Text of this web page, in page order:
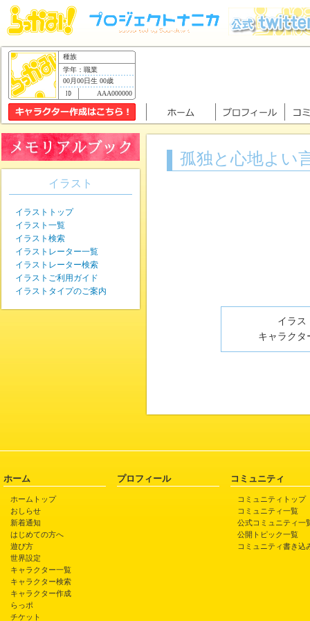
種族
学年：職業
00月00日生 00歳
AAA000000
孤独と心地よい
イラス
キャラクタ
イラスト
イラストトップ
イラスト一覧
イラスト検索
イラストレーター一覧
イラストレーター検索
イラストご利用ガイド
イラストタイプのご案内
ホーム
ホームトップ
おしらせ
新着通知
はじめての方へ
遊び方
世界設定
キャラクター一覧
キャラクター検索
キャラクター作成
らっポ
チケット
プロフィール コミュニティ
コミュニティトップ
コミュニティ一覧
公式コミュニティ一
公開トピック一覧
コミュニティ書き込